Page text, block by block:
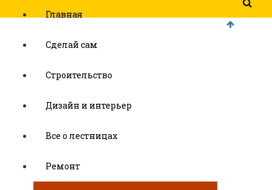
Главная
Сделай сам
Строительство
Дизайн и интерьер
Все о лестницах
Ремонт